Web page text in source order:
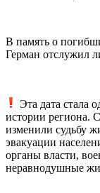
В память о
Герман отслужил
Эта дата стала
истории региона.
изменили судьбу
эвакуации
органы власти,
неравнодушные